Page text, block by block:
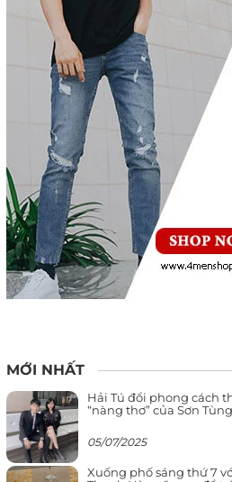
MỚI NHẤT
Hải Tú đổi phong cách
“nàng thơ” của Sơn
05/07/2025
Xuống phố sáng thứ 7